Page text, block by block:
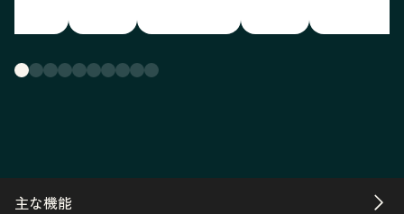
主な機能